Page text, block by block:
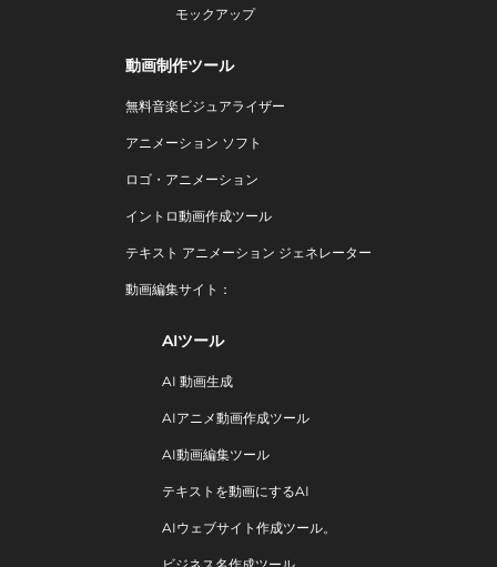
モックアップ
動画制作ツール
無料音楽ビジュアライザー
アニメーション ソフト
ロゴ・アニメーション
イントロ動画作成ツール
テキスト アニメーション ジェネレーター
動画編集サイト：
AIツール
AI 動画生成
AIアニメ動画作成ツール
AI動画編集ツール
テキストを動画にするAI
AIウェブサイト作成ツール。